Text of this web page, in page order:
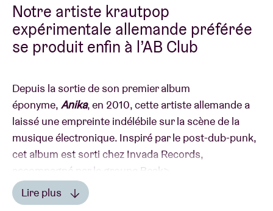
Notre artiste krautpop
expérimentale allemande préférée
se produit enfin à l’AB Club
Depuis la sortie de son premier album
éponyme, Anika, en 2010, cette artiste allemande a
laissé une empreinte indélébile sur la scène de la
musique électronique. Inspiré par le post-dub-punk,
cet album est sorti chez Invada Records,
accompagné par le groupe Beak>.
Avec sa voix Nico-esque, une production lo-fi et
quelques reprises audacieuses notamment de The
Lire plus